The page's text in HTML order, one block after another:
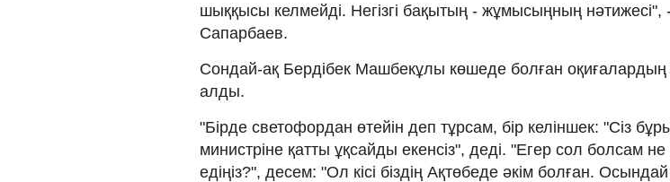
шыққысы келмейді. Негізгі бақытың - жұмысыңның нәтижесі",
Сапарбаев.
Сондай-ақ Бердібек Машбекұлы көшеде болған оқиғалардың
алды.
"Бірде светофордан өтейін деп тұрсам, бір келіншек: "Сіз
министріне қатты ұқсайды екенсіз", деді. "Егер сол болсам не
едіңіз?", десем: "Ол кісі біздің Ақтөбеде әкім болған.